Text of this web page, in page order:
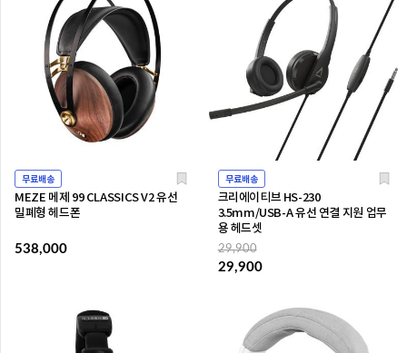
무료배송
MEZE 메제 99 CLASSICS V2 유선
밀폐형 헤드폰
538,000
무료배송
크리에이티브 HS-230
3.5mm/USB-A 유선 연결 지원 업무
용 헤드셋
29,900
29,900